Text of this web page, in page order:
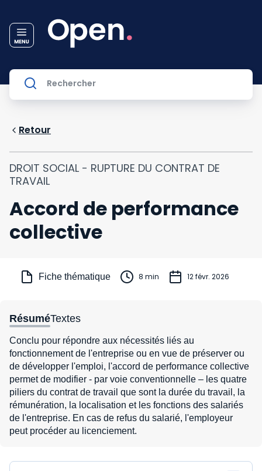
Retour
DROIT SOCIAL - RUPTURE DU CONTRAT DE
TRAVAIL
Accord de performance
collective
Fiche thématique 8 min 12 févr. 2026
RésuméTextes
Conclu pour répondre aux nécessités liés au
fonctionnement de l'entreprise ou en vue de préserver ou
de développer l'emploi, l'accord de performance collective
permet de modifier - par voie conventionnelle – les quatre
piliers du contrat de travail que sont la durée du travail, la
rémunération, la localisation et les fonctions des salariés
de l'entreprise. En cas de refus du salarié, l'employeur
peut procéder au licenciement.